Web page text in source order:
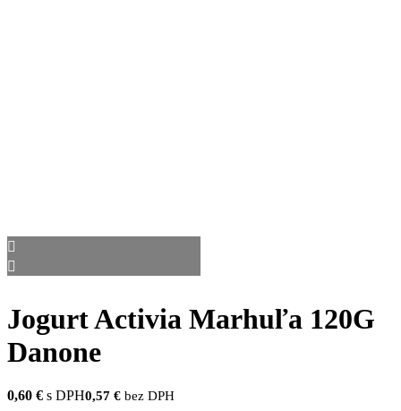
Jogurt Activia Marhuľa 120G
Danone
0,60 € s DPH0,57 € bez DPH